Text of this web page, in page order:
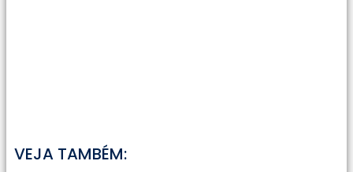
VEJA TAMBÉM: